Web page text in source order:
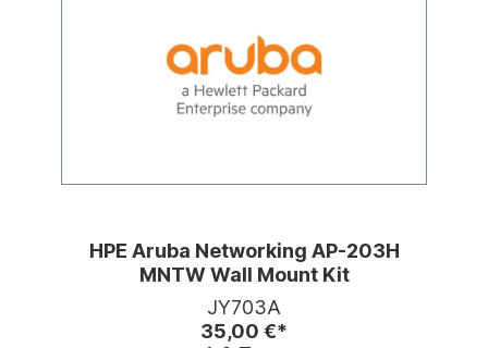
HPE Aruba Networking AP-203H
MNTW Wall Mount Kit
JY703A
35,00 €*